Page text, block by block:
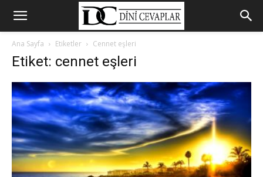
Ana Sayfa Etiketler Cennet eşleri
Etiket: cennet eşleri